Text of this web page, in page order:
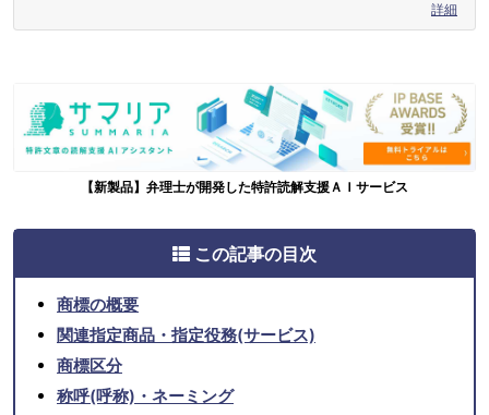
詳細
【新製品】弁理士が開発した特許読解支援ＡＩサービス
この記事の目次
商標の概要
関連指定商品・指定役務(サービス)
商標区分
称呼(呼称)・ネーミング